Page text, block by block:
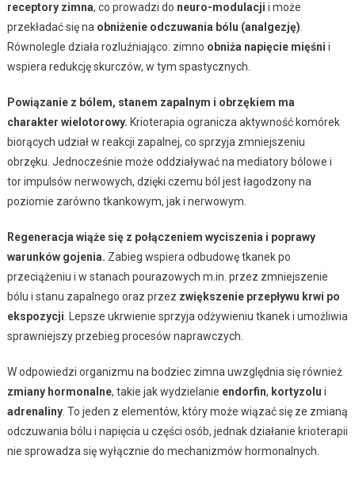
receptory zimna, co prowadzi do neuro-modulacji i może
przekładać się na obniżenie odczuwania bólu (analgezję)
Równolegle działa rozluźniająco: zimno obniża napięcie mięśni i
wspiera redukcję skurczów, w tym spastycznych.
Powiązanie z bólem, stanem zapalnym i obrzękiem ma
charakter wielotorowy. Krioterapia ogranicza aktywność komórek
biorących udział w reakcji zapalnej, co sprzyja zmniejszeniu
obrzęku. Jednocześnie może oddziaływać na mediatory bólowe i
tor impulsów nerwowych, dzięki czemu ból jest łagodzony na
poziomie zarówno tkankowym, jak i nerwowym.
Regeneracja wiąże się z połączeniem wyciszenia i poprawy
warunków gojenia. Zabieg wspiera odbudowę tkanek po
przeciążeniu i w stanach pourazowych m.in. przez zmniejszenie
bólu i stanu zapalnego oraz przez zwiększenie przepływu krwi po
ekspozycji . Lepsze ukrwienie sprzyja odżywieniu tkanek i umożliwia
sprawniejszy przebieg procesów naprawczych.
W odpowiedzi organizmu na bodziec zimna uwzględnia się również
zmiany hormonalne, takie jak wydzielanie endorfin, kortyzolu i
adrenaliny. To jeden z elementów, który może wiązać się ze zmianą
odczuwania bólu i napięcia u części osób, jednak działanie krioterapii
nie sprowadza się wyłącznie do mechanizmów hormonalnych.